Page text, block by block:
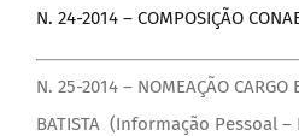
N. 24-2014 – COMPOSIÇÃO
N. 25-2014 – NOMEAÇÃO CARGO
BATISTA (Informação Pessoal –